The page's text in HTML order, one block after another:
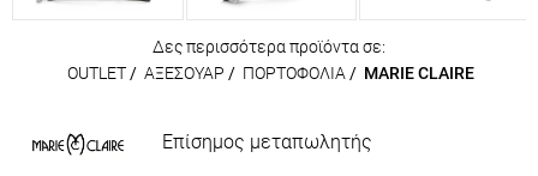
Δες περισσότερα προϊόντα σε:
OUTLET / ΑΞΕΣΟΥΑΡ / ΠΟΡΤΟΦΟΛΙΑ / MARIE CLAIRE
Επίσημος μεταπωλητής